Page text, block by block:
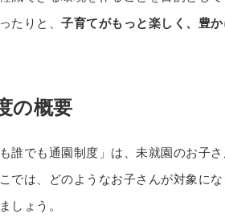
たりと、 子育てがもっと楽しく、豊
の概要
も誰でも通園制度」は、未就園のお子
では、どのようなお子さんが対象に
しょう。